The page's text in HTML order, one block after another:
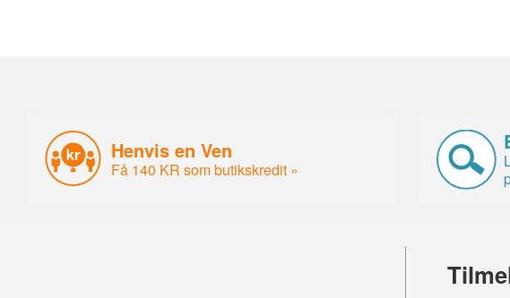
Henvis en Ven
Få 140 KR som butikskredit »